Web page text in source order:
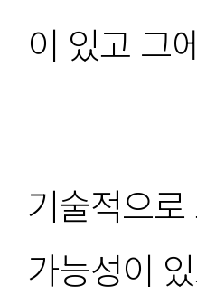
이 있고 그
기술적으
가능성이